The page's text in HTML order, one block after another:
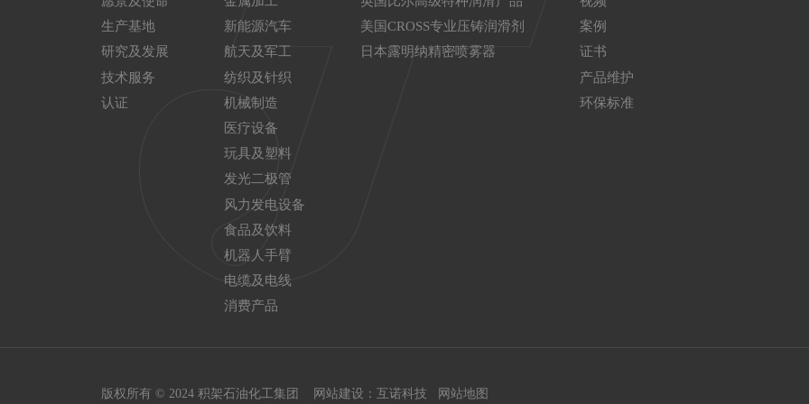
生产基地
研究及发展
技术服务
认证
新能源汽车
航天及军工
纺织及针织
机械制造
医疗设备
玩具及塑料
发光二极管
风力发电设备
食品及饮料
机器人手臂
电缆及电线
消费产品
美国CROSS专业压铸润滑剂
日本露明纳精密喷雾器
案例
证书
产品维护
环保标准
版权所有 © 2024 积架石油化工集团 网站建设 ： 互诺科技 网站地图